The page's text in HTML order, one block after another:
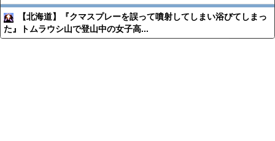
【北海道】『クマスプレーを誤って噴射してしまい浴びてしまっ
た』トムラウシ山で登山中の女子高...